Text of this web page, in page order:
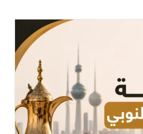
|
ضيافة
احترافية
في
الكويت